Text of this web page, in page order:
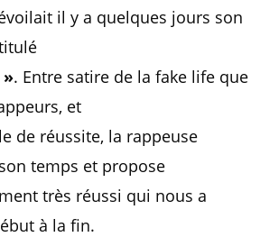
il y a quelques jours son
. Entre satire de la fake life que
et
de réussite, la rappeuse
temps et propose
très réussi qui nous a
à la fin.